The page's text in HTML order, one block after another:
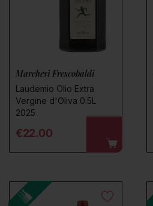
Marchesi Frescobaldi
Laudemio Olio Extra
Vergine d'Oliva 0.5L
2025
Regular price
€22.00